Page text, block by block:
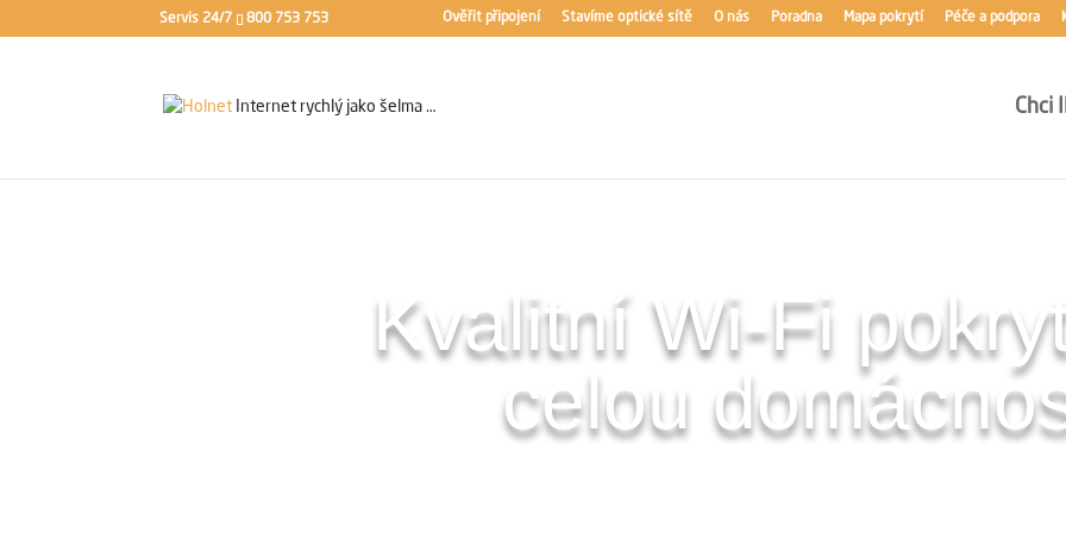
Servis 24/7 800 753 753 Ověřit připojení Stavíme optické sítě O nás Poradna Mapa pokrytí Péče a podpora
Internet rychlý jakošelma … Chci
Kvalitní Wi-Fi
celou